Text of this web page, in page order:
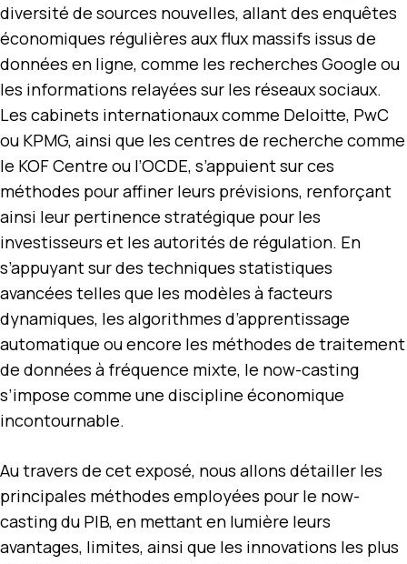
diversité de sources nouvelles, allant des enquêtes
économiques régulières aux flux massifs issus de
données en ligne, comme les recherches Google ou
les informations relayées sur les réseaux sociaux.
Les cabinets internationaux comme Deloitte, PwC
ou KPMG, ainsi que les centres de recherche comme
le KOF Centre ou l’OCDE, s’appuient sur ces
méthodes pour affiner leurs prévisions, renforçant
ainsi leur pertinence stratégique pour les
investisseurs et les autorités de régulation. En
s’appuyant sur des techniques statistiques
avancées telles que les modèles à facteurs
dynamiques, les algorithmes d’apprentissage
automatique ou encore les méthodes de traitement
de données à fréquence mixte, le now-casting
s’impose comme une discipline économique
incontournable.
Au travers de cet exposé, nous allons détailler les
principales méthodes employées pour le now-
casting du PIB, en mettant en lumière leurs
avantages, limites, ainsi que les innovations les plus